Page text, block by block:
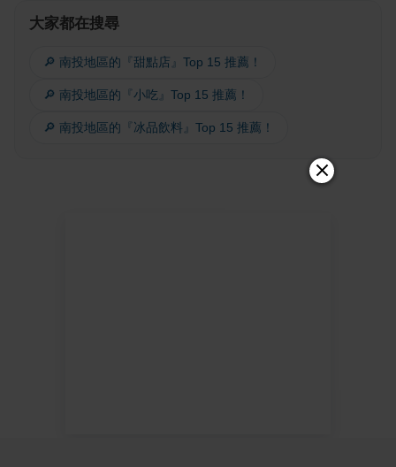
大家都在搜尋
🔎 南投地區的『甜點店』Top 15 推薦！
🔎 南投地區的『小吃』Top 15 推薦！
🔎 南投地區的『冰品飲料』Top 15 推薦！